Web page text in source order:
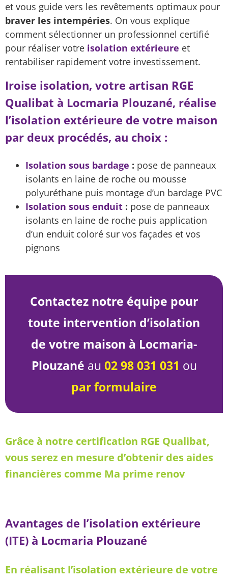
et vous guide vers les revêtements optimaux pour
braver les intempéries. On vous explique
comment sélectionner un professionnel certifié
pour réaliser votre isolation extérieure et
rentabiliser rapidement votre investissement.
Iroise isolation, votre artisan RGE
Qualibat à Locmaria Plouzané, réalise
l’isolation extérieure de votre maison
par deux procédés, au choix :
Isolation sous bardage : pose de panneaux
isolants en laine de roche ou mousse
polyuréthane puis montage d’un bardage PVC
Isolation sous enduit : pose de panneaux
isolants en laine de roche puis application
d’un enduit coloré sur vos façades et vos
pignons
Contactez notre équipe pour
toute intervention d’isolation
de votre maison à Locmaria-
Plouzané au 02 98 031 031 ou
par formulaire
Grâce à notre certification RGE Qualibat,
vous serez en mesure d’obtenir des aides
financières comme Ma prime renov
Avantages de l’isolation extérieure
(ITE) à Locmaria Plouzané
En réalisant l’isolation extérieure de votre